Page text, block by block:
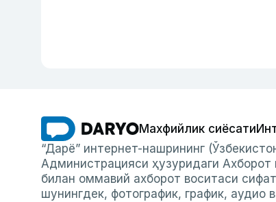
Махфийлик сиёсати
“Дарё” интернет-нашрининг
Администрацияси ҳузуридаги
билан оммавий ахборот воситаси
шунингдек, фотографик, график, аудио